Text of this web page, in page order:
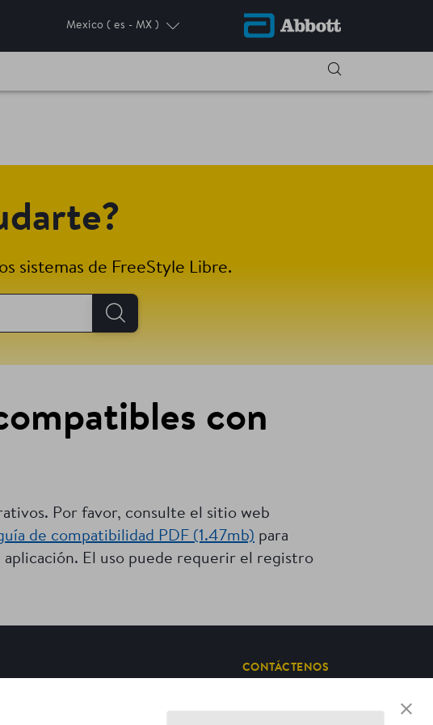
Mexico ( es - MX )
sistemas de FreeStyle Libre.
con
Por favor, consulte el sitio web
de compatibilidad PDF (1.47mb) para
El uso puede requerir el registro
CONTÁCTENOS